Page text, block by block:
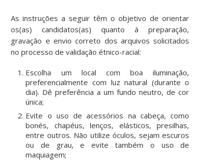
As instruções a seguir têm o objetivo de orientar
os(as) candidatos(as) quanto à preparação,
gravação e envio correto dos arquivos solicitados
no processo de validação étnico-racial:
Escolha um local com boa iluminação,
preferencialmente com luz natural (durante o
dia). Dê preferência a um fundo neutro, de cor
única;
Evite o uso de acessórios na cabeça, como
bonés, chapéus, lenços, elásticos, presilhas,
entre outros. Não utilize óculos, sejam escuros
ou de grau, e evite também o uso de
maquiagem;